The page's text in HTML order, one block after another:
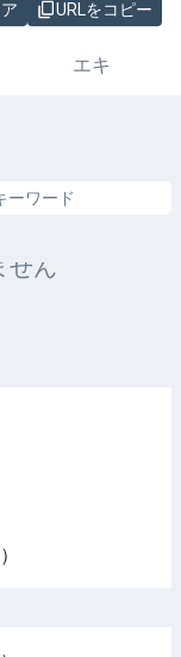
URLをコピー
エキ
せん